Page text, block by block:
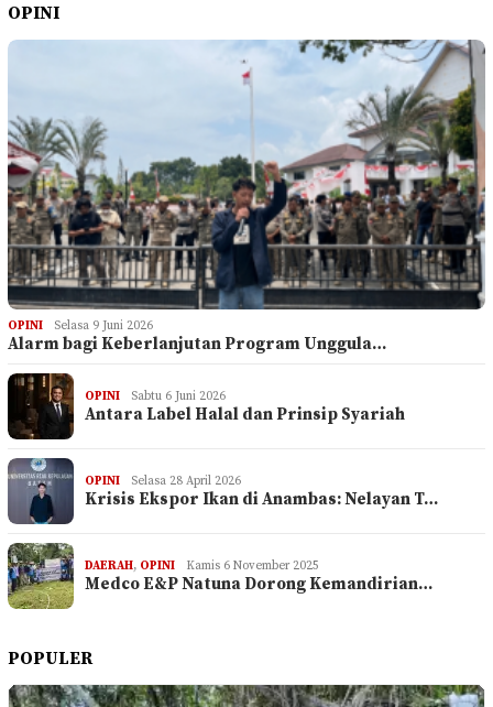
OPINI
OPINI Selasa 9 Juni 2026
Alarm bagi Keberlanjutan Program Unggula…
OPINI Sabtu 6 Juni 2026
Antara Label Halal dan Prinsip Syariah
OPINI Selasa 28 April 2026
Krisis Ekspor Ikan di Anambas: Nelayan T…
DAERAH, OPINI Kamis 6 November 2025
Medco E&P Natuna Dorong Kemandirian…
POPULER